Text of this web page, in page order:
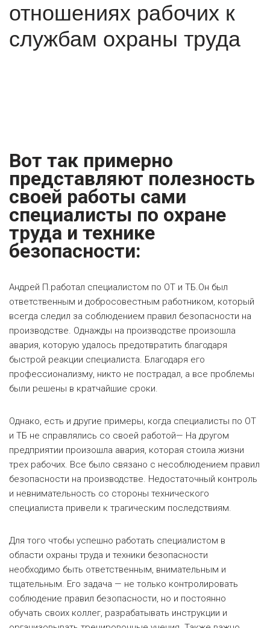
отношениях рабочих к
службам охраны труда
Вот так примерно
представляют полезность
своей работы сами
специалисты по охране
труда и технике
безопасности:
Андрей П.работал специалистом по ОТ и ТБ.Он был
ответственным и добросовестным работником, который
всегда следил за соблюдением правил безопасности на
производстве. Однажды на производстве произошла
авария, которую удалось предотвратить благодаря
быстрой реакции специалиста. Благодаря его
профессионализму, никто не пострадал, а все проблемы
были решены в кратчайшие сроки.
Однако, есть и другие примеры, когда специалисты по ОТ
и ТБ не справлялись со своей работой— На другом
предприятии произошла авария, которая стоила жизни
трех рабочих. Все было связано с несоблюдением правил
безопасности на производстве. Недостаточный контроль
и невнимательность со стороны технического
специалиста привели к трагическим последствиям.
Для того чтобы успешно работать специалистом в
области охраны труда и техники безопасности
необходимо быть ответственным, внимательным и
тщательным. Его задача — не только контролировать
соблюдение правил безопасности, но и постоянно
обучать своих коллег, разрабатывать инструкции и